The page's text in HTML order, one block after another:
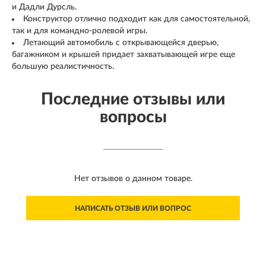
и Дадли Дурсль.
Конструктор отлично подходит как для самостоятельной,
так и для командно-ролевой игры.
Летающий автомобиль с открывающейся дверью,
багажником и крышей придает захватывающей игре еще
большую реалистичность.
Последние отзывы или
вопросы
Нет отзывов о данном товаре.
НАПИСАТЬ ОТЗЫВ ИЛИ ВОПРОС